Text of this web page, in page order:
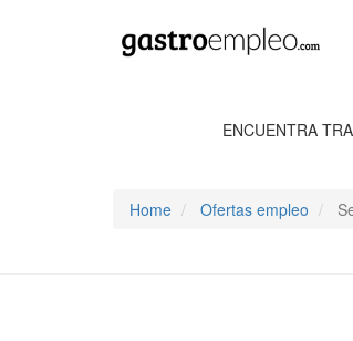
ENCUENTRA
Home Ofertas empleo